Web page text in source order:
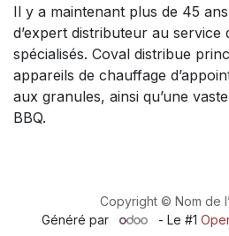
Il y a maintenant plus de 45
d’expert distributeur au service
spécialisés. Coval distribue
appareils de chauffage
aux granules, ainsi qu’une
BBQ.
Copyright © Nom de
Généré par
- Le #1